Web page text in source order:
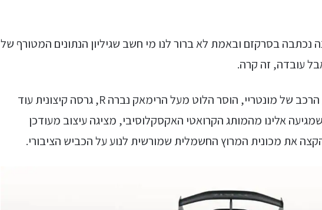
בסרקזם ובאמת לא ברור לנו מי חשב שגיליון הנתונים המטורף של
עובדה, זה קרה.
באירוע שהתקיים במסגרת שבוע הרכב של מונטריי, הוסר הלוט מעל הרימאק נברה R, גרסה קיצונית עוד
אלינו מהמותג הקרואטי האקסקלוסיבי, מציגה עיצוב מעודכן
את מכונית המרוץ החשמלית שמורשית לנוע על הכביש הציבורי.